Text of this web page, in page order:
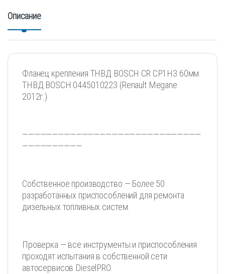
Описание
Фланец крепления ТНВД BOSCH CR CP1H3 60мм.
ТНВД BOSCH 0445010223 (Renault Megane
2012г.)
——————————————————————————————
——————————
Собственное производство — Более 50
разработанных приспособлений для ремонта
дизельных топливных систем.
Проверка — все инструменты и приспособления
проходят испытания в собственной сети
автосервисов DieselPRO.